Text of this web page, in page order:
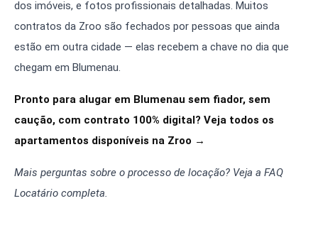
dos imóveis, e fotos profissionais detalhadas. Muitos
contratos da Zroo são fechados por pessoas que ainda
estão em outra cidade — elas recebem a chave no dia que
chegam em Blumenau.
Pronto para alugar em Blumenau sem fiador, sem
caução, com contrato 100% digital? Veja todos os
apartamentos disponíveis na Zroo →
Mais perguntas sobre o processo de locação? Veja a FAQ
Locatário completa.